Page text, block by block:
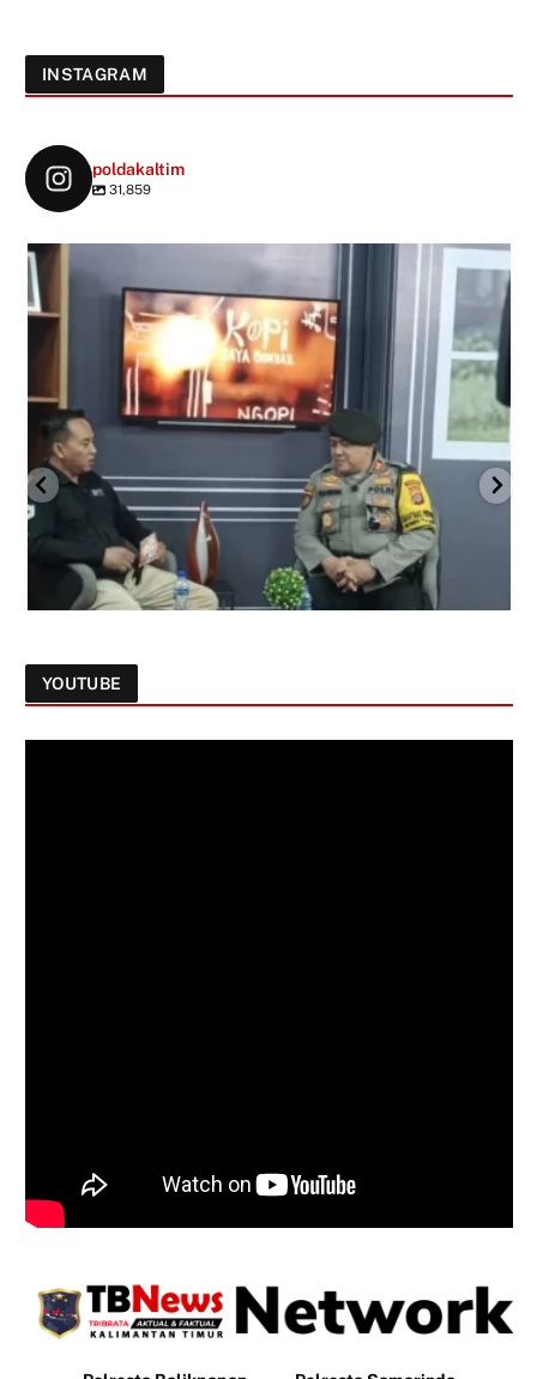
INSTAGRAM
poldakaltim
31,859
YOUTUBE